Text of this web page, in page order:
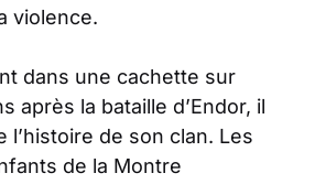
violence.
dans une cachette sur
après la bataille d’Endor, il
l’histoire de son clan. Les
de la Montre